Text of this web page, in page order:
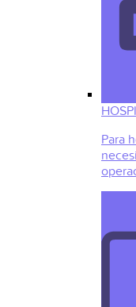
Para